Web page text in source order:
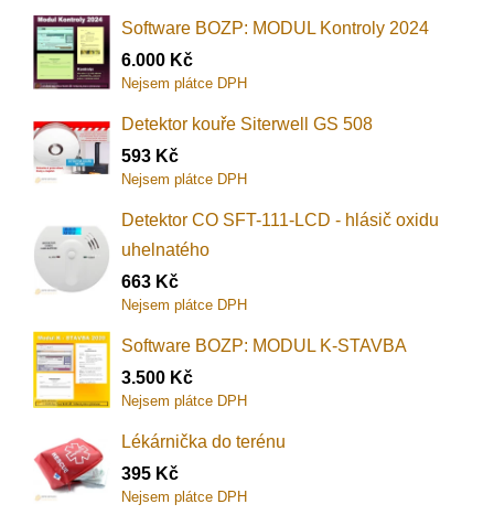
Software BOZP: MODUL Kontroly 2024
6.000 Kč
Nejsem plátce DPH
Detektor kouře Siterwell GS 508
593 Kč
Nejsem plátce DPH
Detektor CO SFT-111-LCD - hlásič oxidu
uhelnatého
663 Kč
Nejsem plátce DPH
Software BOZP: MODUL K-STAVBA
3.500 Kč
Nejsem plátce DPH
Lékárnička do terénu
395 Kč
Nejsem plátce DPH